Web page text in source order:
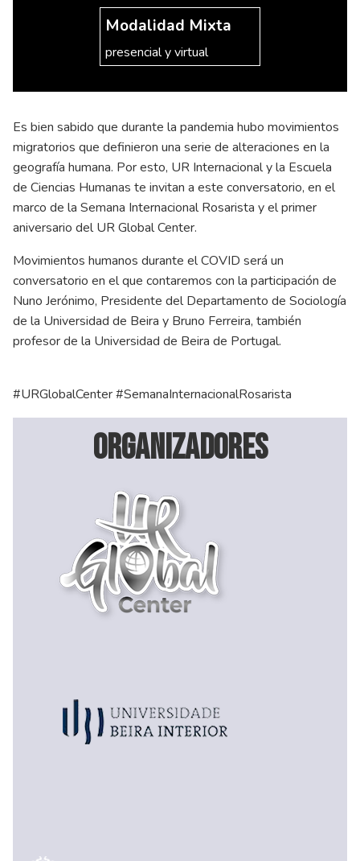
Modalidad Mixta
presencial y virtual
Es bien sabido que durante la pandemia hubo movimientos
migratorios que definieron una serie de alteraciones en la
geografía humana. Por esto, UR Internacional y la Escuela
de Ciencias Humanas te invitan a este conversatorio, en el
marco de la Semana Internacional Rosarista y el primer
aniversario del UR Global Center.
Movimientos humanos durante el COVID será un
conversatorio en el que contaremos con la participación de
Nuno Jerónimo, Presidente del Departamento de Sociología
de la Universidad de Beira y Bruno Ferreira, también
profesor de la Universidad de Beira de Portugal.
#URGlobalCenter #SemanaInternacionalRosarista
Organizadores